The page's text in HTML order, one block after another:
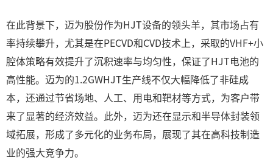
在此背景下，迈为股份作为HJT设备的领头羊，其市场占有
率持续攀升，尤其是在PECVD和CVD技术上，采取的VHF+小
腔体策略有效提升了沉积速率与均匀性，保证了HJT电池的
高性能。迈为的1.2GWHJT生产线不仅大幅降低了非硅成
本，还通过节省场地、人工、用电和靶材等方式，为客户带
来了显著的经济效益。此外，迈为还在显示和半导体封装领
域拓展，形成了多元化的业务布局，展现了其在高科技制造
业的强大竞争力。